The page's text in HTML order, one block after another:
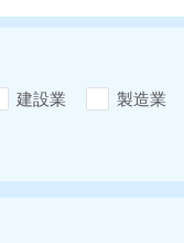
建設業 製造業